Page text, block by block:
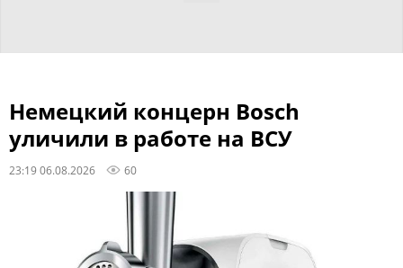
Немецкий концерн Bosch
уличили в работе на ВСУ
23:19 06.08.2026 60